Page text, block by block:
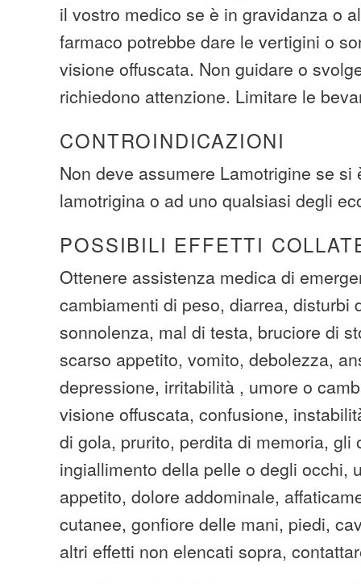
il vostro medico se è in gravidanza o
farmaco potrebbe dare le vertigini o
visione offuscata. Non guidare o
richiedono attenzione. Limitare le
CONTROINDICAZIONI
Non deve assumere Lamotrigine se si
lamotrigina o ad uno qualsiasi degli
POSSIBILI EFFETTI
Ottenere assistenza medica di
cambiamenti di peso, diarrea, disturbi
sonnolenza, mal di testa, bruciore di
scarso appetito, vomito, debolezza,
depressione, irritabilità , umore o
visione offuscata, confusione,
di gola, prurito, perdita di memoria, gli
ingiallimento della pelle o degli occhi,
appetito, dolore addominale,
cutanee, gonfiore delle mani, piedi,
altri effetti non elencati sopra,